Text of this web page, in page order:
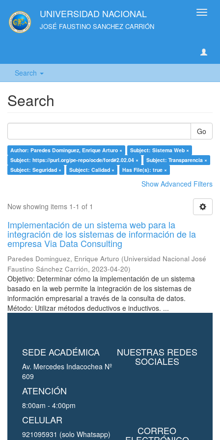
UNIVERSIDAD NACIONAL
JOSÉ FAUSTINO SANCHEZ CARRIÓN
Search
Search
Go
Author: Paredes Dominguez, Enrique Arturo ×
Subject: Sistema Web ×
Subject: https://purl.org/pe-repo/ocde/ford#2.02.04 ×
Subject: Transparencia ×
Subject: Seguridad ×
Subject: Calidad × Has File(s): true ×
Show Advanced Filters
Now showing items 1-1 of 1
Implementación de un sistema web para la
integración de los sistemas de información de la
empresa Via Data Consulting
Paredes Dominguez, Enrique Arturo (Universidad Nacional José
Faustino Sánchez Carrión, 2023-04-20)
Objetivo: Determinar cómo la implementación de un sistema
basado en la web permite la integración de los sistemas de
información empresarial a través de la consulta de datos.
Método: Utilizar métodos deductivos e inductivos. ...
SEDE ACADÉMICA
Av. Mercedes Indacochea Nº
609
ATENCIÓN
8:00am - 4:00pm
CELULAR
921095931 (solo Whatsapp)
NUESTRAS REDES
SOCIALES
CORREO